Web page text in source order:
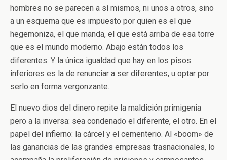
hombres no se parecen a sí mismos, ni unos a otros, sino
a un esquema que es impuesto por quien es el que
hegemoniza, el que manda, el que está arriba de esa torre
que es el mundo moderno. Abajo están todos los
diferentes. Y la única igualdad que hay en los pisos
inferiores es la de renunciar a ser diferentes, u optar por
serlo en forma vergonzante.
El nuevo dios del dinero repite la maldición primigenia
pero a la inversa: sea condenado el diferente, el otro. En el
papel del infierno: la cárcel y el cementerio. Al «boom» de
las ganancias de las grandes empresas trasnacionales, lo